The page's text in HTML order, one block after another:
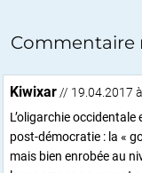
Commentaire
Kiwixar // 19.04.2017
L’oligarchie
post-démocratie : la «
mais bien enrobée au